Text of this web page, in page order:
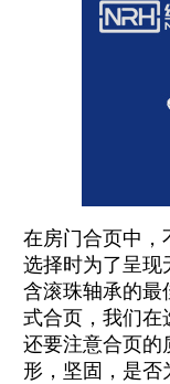
在房门合页中，
选择时为了呈现
含滚珠轴承的最
式合页，我们在
还要注意合页的
形，坚固，是否